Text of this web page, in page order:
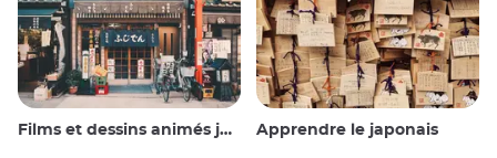
Films et dessins animés japonais Apprendre le japonais